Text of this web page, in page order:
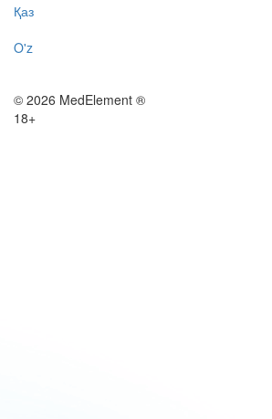
Қаз
O'z
© 2026 MedElement ®
18+